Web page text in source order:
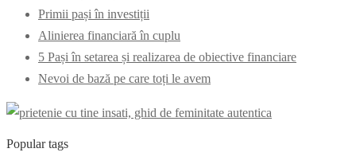
Primii pași în investiții
Alinierea financiară în cuplu
5 Pași în setarea și realizarea de obiective financiare
Nevoi de bază pe care toți le avem
Popular tags